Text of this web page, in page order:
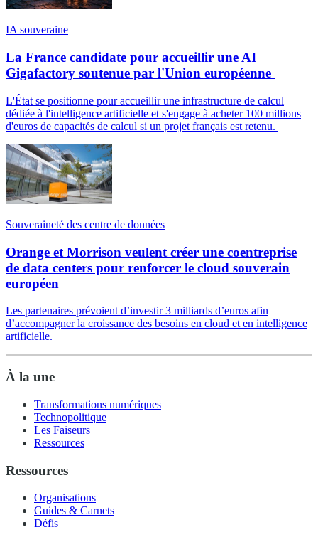
IA souveraine
La France candidate pour accueillir une AI
Gigafactory soutenue par l'Union européenne
L'État se positionne pour accueillir une infrastructure de calcul
dédiée à l'intelligence artificielle et s'engage à acheter 100 millions
d'euros de capacités de calcul si un projet français est retenu.
Souveraineté des centre de données
Orange et Morrison veulent créer une coentreprise
de data centers pour renforcer le cloud souverain
européen
Les partenaires prévoient d’investir 3 milliards d’euros afin
d’accompagner la croissance des besoins en cloud et en intelligence
artificielle.
À la une
Transformations numériques
Technopolitique
Les Faiseurs
Ressources
Ressources
Organisations
Guides & Carnets
Défis